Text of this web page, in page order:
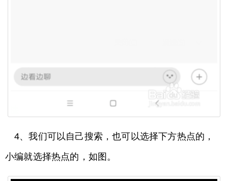
4、我们可以自己搜索，也可以选择下方热点的，
小编就选择热点的，如图。